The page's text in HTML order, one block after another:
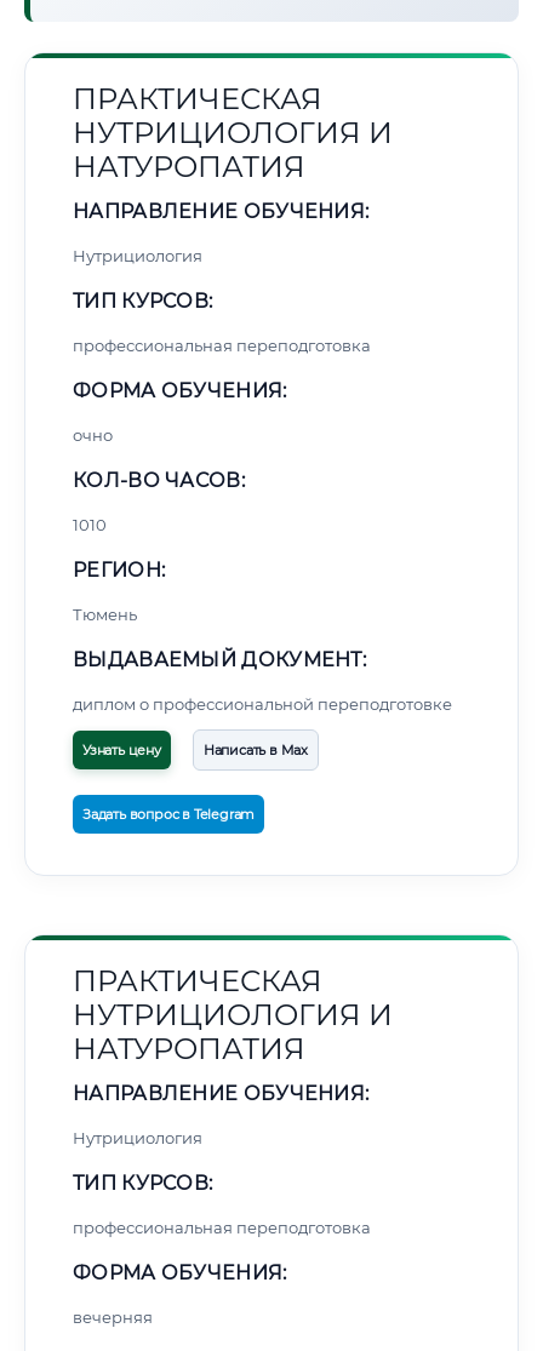
ПРАКТИЧЕСКАЯ
НУТРИЦИОЛОГИЯ И
НАТУРОПАТИЯ
НАПРАВЛЕНИЕ ОБУЧЕНИЯ:
Нутрициология
ТИП КУРСОВ:
профессиональная переподготовка
ФОРМА ОБУЧЕНИЯ:
очно
КОЛ-ВО ЧАСОВ:
1010
РЕГИОН:
Тюмень
ВЫДАВАЕМЫЙ ДОКУМЕНТ:
диплом о профессиональной переподготовке
Узнать цену Написать в Max
Задать вопрос в Telegram
ПРАКТИЧЕСКАЯ
НУТРИЦИОЛОГИЯ И
НАТУРОПАТИЯ
НАПРАВЛЕНИЕ ОБУЧЕНИЯ:
Нутрициология
ТИП КУРСОВ:
профессиональная переподготовка
ФОРМА ОБУЧЕНИЯ:
вечерняя